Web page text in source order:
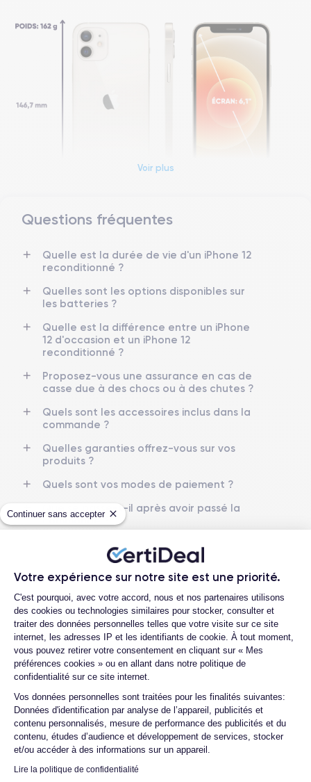
Continuer sans accepter
Votre expérience sur notre site est une priorité.
Plateforme de Gestion du
C'est pourquoi, avec votre accord, nous et nos partenaires utilisons
des cookies ou technologies similaires pour stocker, consulter et
traiter des données personnelles telles que votre visite sur ce site
internet, les adresses IP et les identifiants de cookie. À tout moment,
vous pouvez retirer votre consentement en cliquant sur « Mes
préférences cookies » ou en allant dans notre politique de
confidentialité sur ce site internet.
Vos données personnelles sont traitées pour les finalités suivantes:
Données d'identification par analyse de l’appareil, publicités et
contenu personnalisés, mesure de performance des publicités et du
contenu, études d’audience et développement de services, stocker
et/ou accéder à des informations sur un appareil.
Lire la politique de confidentialité
Axeptio consent
Dimensions et poids iPhone 12
Date de sortie
146.7×71.5×7.4 mm 162 g
4 GO 64,128,256 GO
Nom de la puce
Apple A14 Bionic
Nombre de cœurs
Nom GPU Fréq. processeur
Caméra Caméra Frontale
Résolution vidéo Recharge rapide
Batterie
2815 mAh
Dual SIM
Nano-SIM + eSIM
Réseau mobile
5G
Débloqué
Si vous souhaitez en savoir plus, consulter lafiche technique de
l'iPhone 12.
Voir plus
Questions fréquentes
Quelle est la durée de vie d'un iPhone 12
reconditionné ?
Quelles sont les options disponibles sur
les batteries ?
Quelle est la différence entre un iPhone
12 d'occasion et un iPhone 12
reconditionné ?
Proposez-vous une assurance en cas de
casse due à des chocs ou à des chutes ?
Quels sont les accessoires inclus dans la
commande ?
Quelles garanties offrez-vous sur vos
produits ?
Quels sont vos modes de paiement ?
Que se passe-t-il après avoir passé la
commande ?
Quelles sociétés utilisez-vous pour
l'expédition ?
Quels sont les délais de livraison ?
Que se passe-t-il si je change d'avis
après avoir acheté/reçu le produit ?
Comment contacter le service client ?
Comment demander un retour ?
Avec4.6/5
Certideal est en tête des sites de